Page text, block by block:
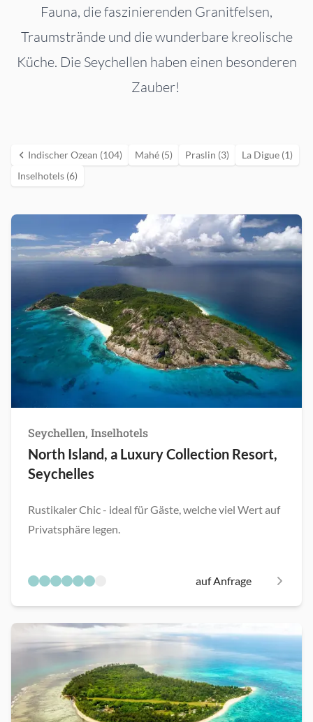
Fauna, die faszinierenden Granitfelsen,
Traumstrände und die wunderbare kreolische
Küche. Die Seychellen haben einen besonderen
Zauber!
Indischer Ozean (104) Mahé (5) Praslin (3)
La Digue (1)
Inselhotels (6)
Seychellen, Inselhotels
North Island, a Luxury Collection Resort,
Seychelles
Rustikaler Chic - ideal für Gäste, welche viel Wert auf
Privatsphäre legen.
auf Anfrage